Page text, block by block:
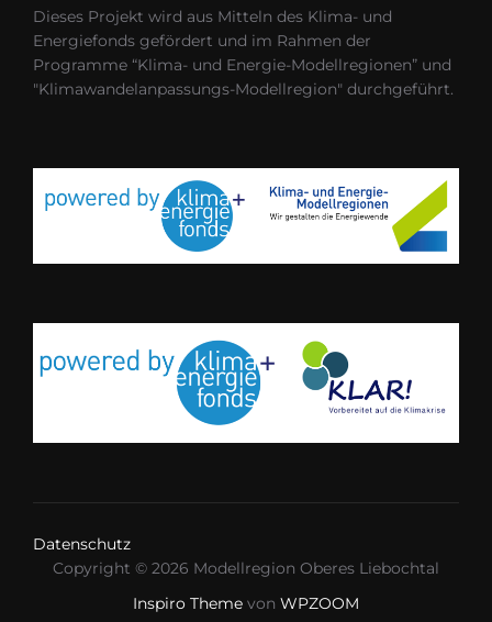
Dieses Projekt wird aus Mitteln des Klima- und
Energiefonds gefördert und im Rahmen der
Programme “Klima- und Energie-Modellregionen” und
"Klimawandelanpassungs-Modellregion" durchgeführt.
Datenschutz
Copyright © 2026 Modellregion Oberes Liebochtal
Inspiro Theme von WPZOOM